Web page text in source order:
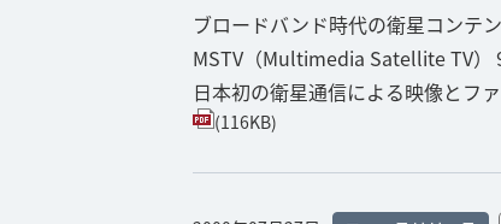
ブロードバンド時代の衛星コンテ
MSTV（Multimedia Satellite TV）
日本初の衛星通信による映像とフ
(116KB)